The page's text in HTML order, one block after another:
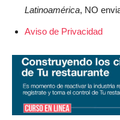
Latinoamérica, NO
Aviso de Privacidad